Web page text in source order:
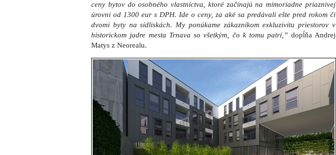
ceny bytov do osobného vlastníctva, ktoré začínajú na mimoriadne priaznivej
úrovni od 1300 eur s DPH. Ide o ceny, za aké sa predávali ešte pred rokom či
dvomi byty na sídliskách. My ponúkame zákazníkom exkluzivitu priestorov v
historickom jadre mesta Trnava so všetkým, čo k tomu patrí,” dopĺňa Andrej
Matys z Neorealu.